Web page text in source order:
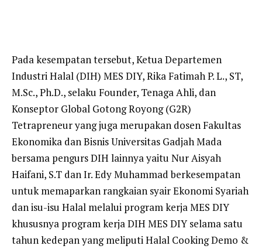
Pada kesempatan tersebut, Ketua Departemen
Industri Halal (DIH) MES DIY, Rika Fatimah P. L., ST,
M.Sc., Ph.D., selaku Founder, Tenaga Ahli, dan
Konseptor Global Gotong Royong (G2R)
Tetrapreneur yang juga merupakan dosen Fakultas
Ekonomika dan Bisnis Universitas Gadjah Mada
bersama pengurs DIH lainnya yaitu Nur Aisyah
Haifani, S.T dan Ir. Edy Muhammad berkesempatan
untuk memaparkan rangkaian syair Ekonomi Syariah
dan isu-isu Halal melalui program kerja MES DIY
khususnya program kerja DIH MES DIY selama satu
tahun kedepan yang meliputi Halal Cooking Demo &